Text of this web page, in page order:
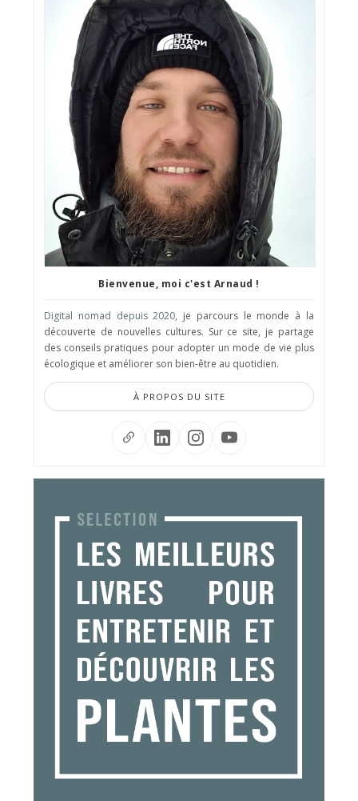
Bienvenue, moi c'est Arnaud !
Digital nomad depuis 2020, je parcours le monde à la
découverte de nouvelles cultures. Sur ce site, je partage
des conseils pratiques pour adopter un mode de vie plus
écologique et améliorer son bien-être au quotidien.
À PROPOS DU SITE